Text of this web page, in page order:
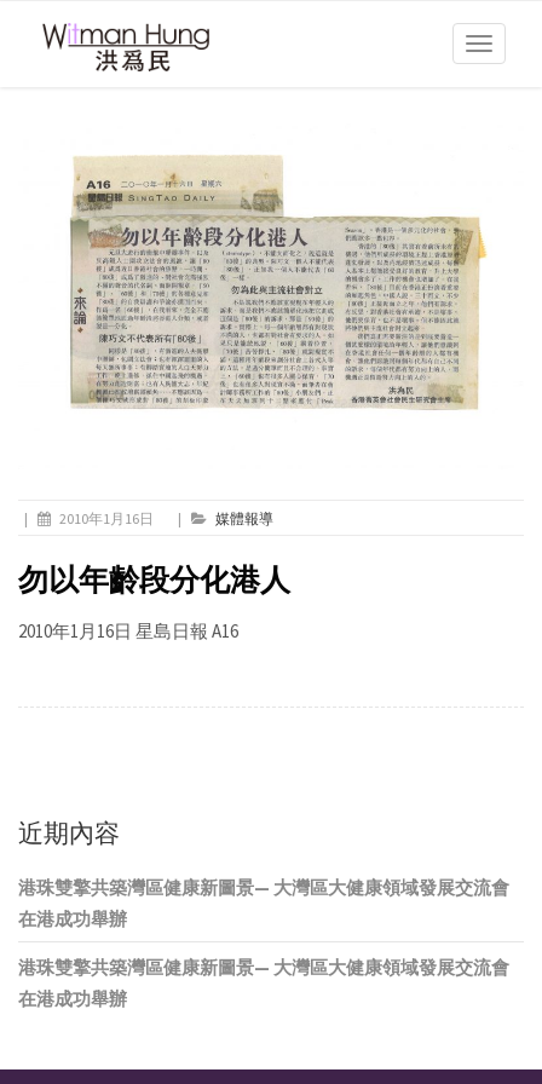
Toggle
| 2010年1月16日 | 媒體報導
勿以年齡段分化港人
2010年1月16日 星島日報 A16
近期內容
港珠雙擎共築灣區健康新圖景— 大灣區大健康領域發展交流會
在港成功舉辦
港珠雙擎共築灣區健康新圖景— 大灣區大健康領域發展交流會
在港成功舉辦